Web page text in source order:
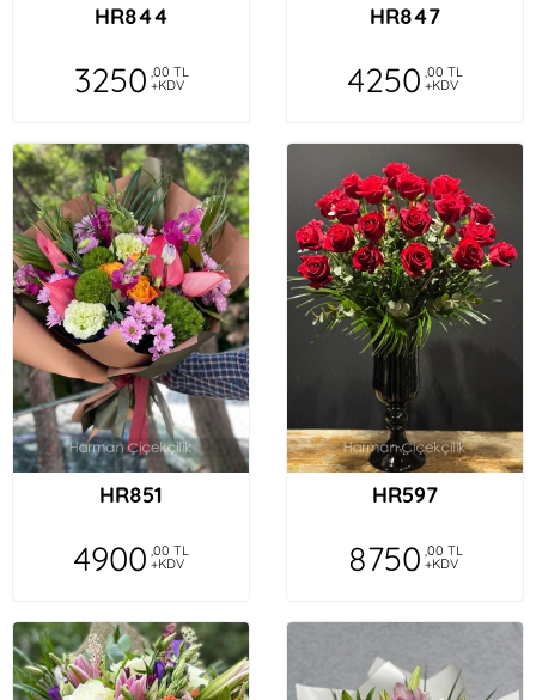
HR844
3250 ,00 TL
+KDV
HR847
4250 ,00 TL
+KDV
HR851
4900 ,00 TL
+KDV
HR597
8750 ,00 TL
+KDV